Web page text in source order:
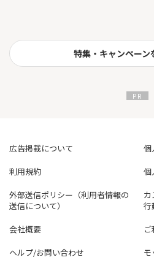
特集・キャンペーン
広告掲載について
個
利用規約
個
外部送信ポリシー（利用者情報の
送信について）
カ
行
会社概要
ヘルプ/お問い合わせ
モ